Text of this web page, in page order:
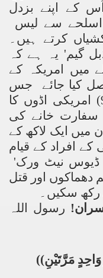
کے اپنے بزدل
اسلحے سے لیس
کرتے ہیں۔
گیم' یہ ہے کہ
میں امریکہ کے
کیا جائے جس
کے تحت افغانستان میں نو (9) امریکی اڈوں کا
سفارت خانے کی
میں ایک لاکھ کے
افراد کے قیام
ڈیوس نیٹ ورک'
اور قتل
سکیں۔
رسول اللہ
مَرَّتَيْنِ))